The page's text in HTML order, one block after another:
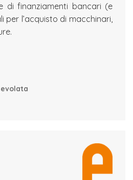
di finanziamenti bancari (e
per l’acquisto di macchinari,